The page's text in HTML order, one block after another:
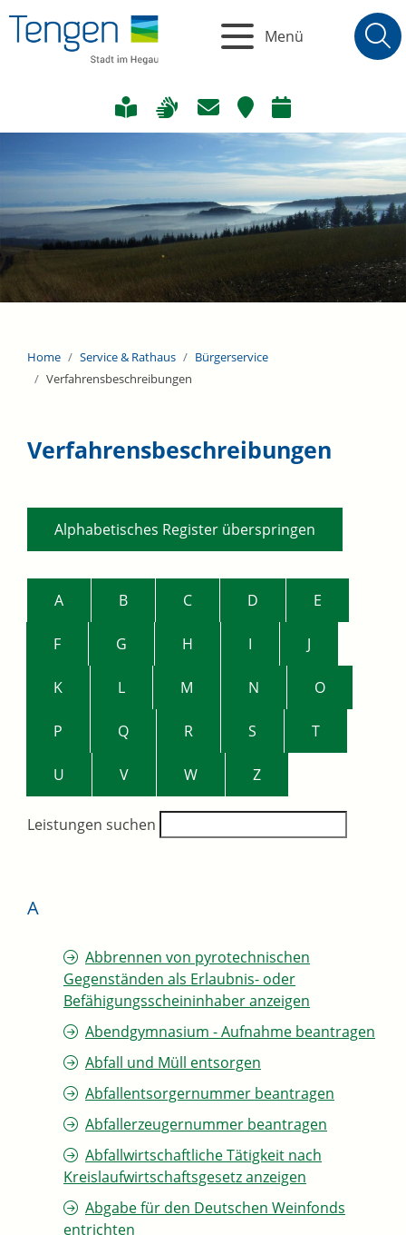
Menü
Home Service & Rathaus
Bürgerservice
Verfahrensbeschreibungen
Verfahrensbeschreibungen
Alphabetisches Register überspringen
A B C D E
F G H I J
K L M N O
P Q R S T
U V W Z
Leistungen suchen
A
Abbrennen von pyrotechnischen
Gegenständen als Erlaubnis- oder
Befähigungsscheininhaber anzeigen
Abendgymnasium - Aufnahme beantragen
Abfall und Müll entsorgen
Abfallentsorgernummer beantragen
Abfallerzeugernummer beantragen
Abfallwirtschaftliche Tätigkeit nach
Kreislaufwirtschaftsgesetz anzeigen
Abgabe für den Deutschen Weinfonds
entrichten